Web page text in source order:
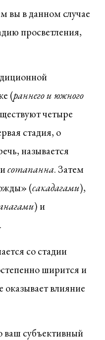
вы в данном случае
просветления,
(раннего и южного
четыре
стадия, о
называется
сотапанна. Затем
(сакадагами),
) и
со стадии
ширится и
оказывает влияние
ваш субъективный